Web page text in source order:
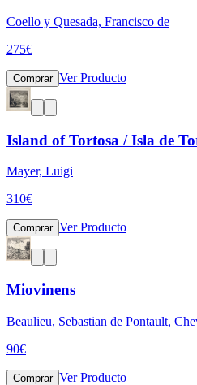
Coello y Quesada, Francisco de
275€
Comprar Ver Producto
Island of Tortosa / Isla de
Mayer, Luigi
310€
Comprar Ver Producto
Miovinens
Beaulieu, Sebastian de Pontault,
90€
Comprar Ver Producto